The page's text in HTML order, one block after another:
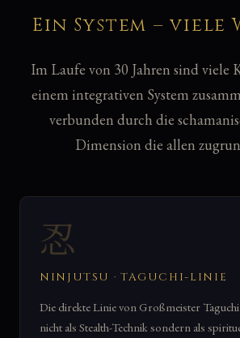
Ein System – viele
Im Laufe von 30 Jahren sind viele
einem integrativen System
verbunden durch die
Dimension die allen
忍
NINJUTSU · TAGUCHI-LINIE
Die direkte Linie von Großmeister
nicht als Stealth-Technik sondern als